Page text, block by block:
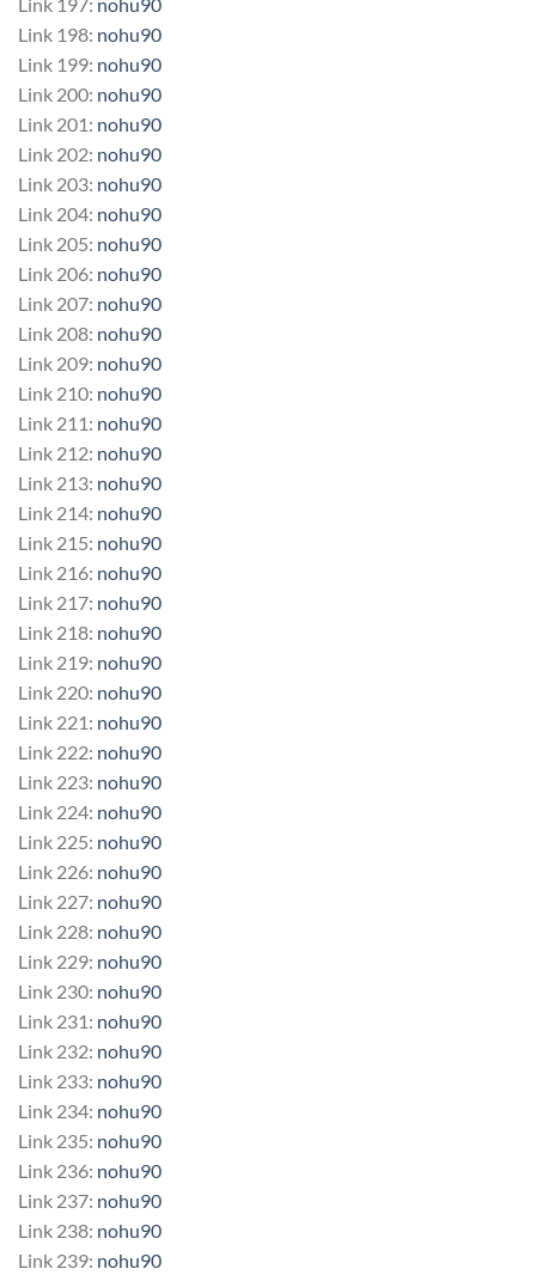
Link 198: nohu90
Link 199: nohu90
Link 200: nohu90
Link 201: nohu90
Link 202: nohu90
Link 203: nohu90
Link 204: nohu90
Link 205: nohu90
Link 206: nohu90
Link 207: nohu90
Link 208: nohu90
Link 209: nohu90
Link 210: nohu90
Link 211: nohu90
Link 212: nohu90
Link 213: nohu90
Link 214: nohu90
Link 215: nohu90
Link 216: nohu90
Link 217: nohu90
Link 218: nohu90
Link 219: nohu90
Link 220: nohu90
Link 221: nohu90
Link 222: nohu90
Link 223: nohu90
Link 224: nohu90
Link 225: nohu90
Link 226: nohu90
Link 227: nohu90
Link 228: nohu90
Link 229: nohu90
Link 230: nohu90
Link 231: nohu90
Link 232: nohu90
Link 233: nohu90
Link 234: nohu90
Link 235: nohu90
Link 236: nohu90
Link 237: nohu90
Link 238: nohu90
Link 239: nohu90